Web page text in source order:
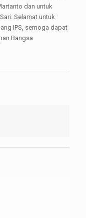
dan untuk
Selamat untuk
IPS, semoga dapat
Bangsa